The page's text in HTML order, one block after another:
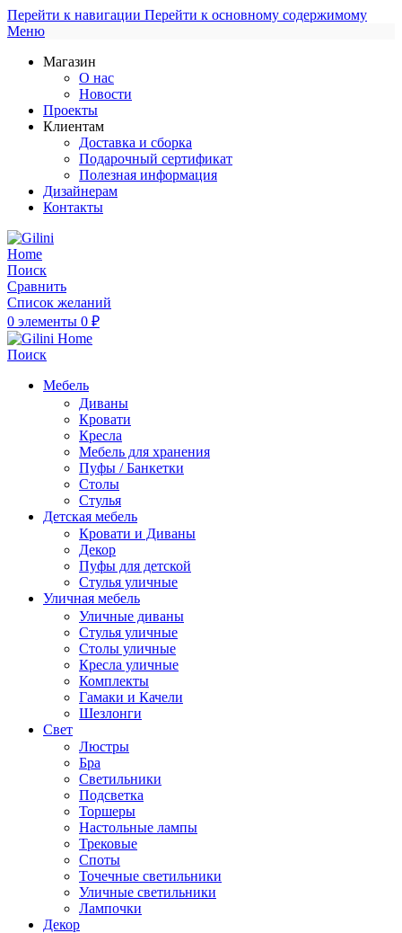
Перейти к навигации Перейти к основному содержимому
Меню
Магазин
О нас
Новости
Проекты
Клиентам
Доставка и сборка
Подарочный сертификат
Полезная информация
Дизайнерам
Контакты
Поиск
Сравнить
Список желаний
0 элементы 0 ₽
Поиск
Мебель
Диваны
Кровати
Кресла
Мебель для хранения
Пуфы / Банкетки
Столы
Стулья
Детская мебель
Кровати и Диваны
Декор
Пуфы для детской
Стулья уличные
Уличная мебель
Уличные диваны
Стулья уличные
Столы уличные
Кресла уличные
Комплекты
Гамаки и Качели
Шезлонги
Свет
Люстры
Бра
Светильники
Подсветка
Торшеры
Настольные лампы
Трековые
Споты
Точечные светильники
Уличные светильники
Лампочки
Декор